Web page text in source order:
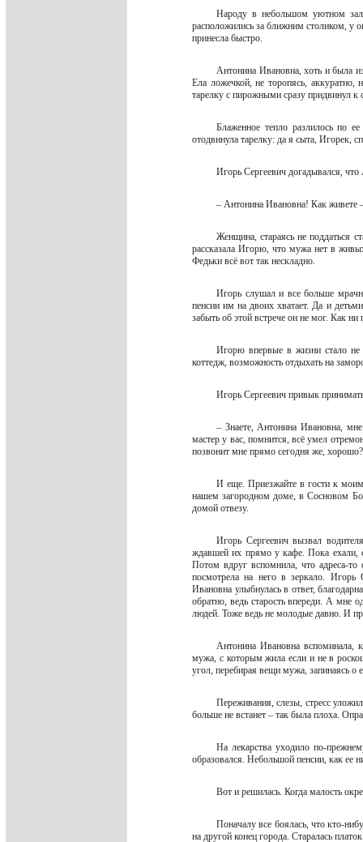
Народу в небольшом уютном
расположились за ближним столиком, у
принесла быстро.
Антонина Ивановна, хоть и была
Ела ложечкой, не торопясь,
тарелку с пирожными сразу придвинул
Блаженное тепло разлилось по
отодвинула тарелку: да я сыта, Игорек,
Игорь Сергеевич догадывался,
– Антонина Ивановна! Как
Женщина, стараясь не поддаться
рассказала Игорю, что мужа нет в
Федьки всё вот так нескладно.
Игорь слушал и все больше
пенсии им на двоих хватает. Да и
забыть об этой встрече он не мог. Как
Игорю впервые в жизни стало не
коттедж, возможность отдыхать на
Игорь Сергеевич привык
– Знаете, Антонина Ивановна,
мастер у вас, помнится, всё умел
позвонит мне прямо сегодня же,
И еще. Приезжайте в гости к
нашем загородном доме, в Сосновом
домой отвезу.
Игорь Сергеевич вызвал
ждавшей их прямо у кафе. Пока ехали,
Потом вдруг вспомнила, что адреса-
посмотрела на него в зеркало.
Ивановна улыбнулась в ответ,
обратно, ведь старость впереди. А мне
людей. Тоже ведь не молодые давно. И
Антонина Ивановна вспоминала,
мужа, с которым жила если и не в
угол, перебирая вещи мужа, запинаясь о
Переживания, слезы, стресс
больше не встанет – так была плоха.
На лекарства уходило по-
образовался. Небольшой пенсии, как ее
Вот и решилась. Когда малость
Поначалу все боялась, что кто-
на другой конец города. Старалась